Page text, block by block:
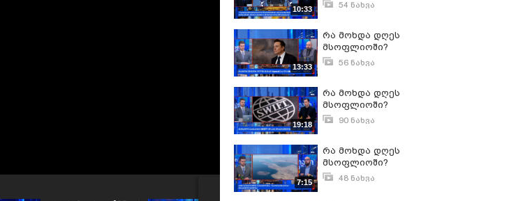
10:33 54 ნახვა
13:33
რა მოხდა დღეს
მსოფლიოში?
56 ნახვა
19:18
რა მოხდა დღეს
მსოფლიოში?
90 ნახვა
7:15
რა მოხდა დღეს
მსოფლიოში?
48 ნახვა